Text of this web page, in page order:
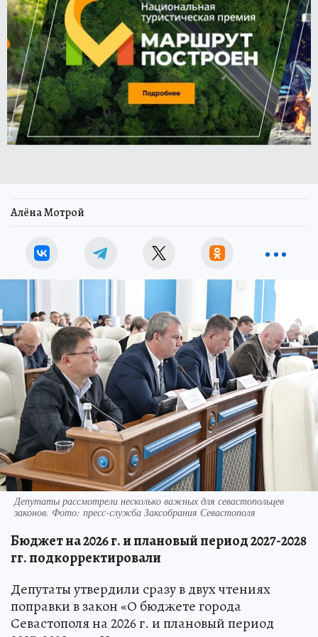
Алёна Мотрой
Депутаты рассмотрели несколько важных для севастопольцев
законов. Фото: пресс-служба Заксобрания Севастополя
Бюджет на 2026 г. и плановый период 2027-2028
гг. подкорректировали
Депутаты утвердили сразу в двух чтениях
поправки в закон «О бюджете города
Севастополя на 2026 г. и плановый период